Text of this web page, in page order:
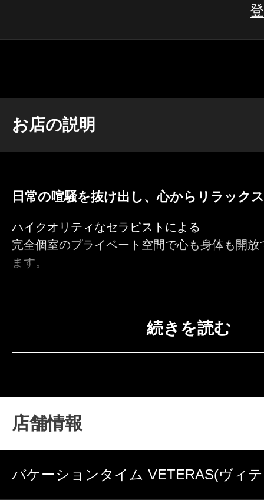
お店の説明
日常の喧騒を抜け出し、心からリラック
ハイクオリティなセラピストによる
完全個室のプライベート空間で心も身体も開
ます。
地下鉄東西線『菊水駅』近く
地下鉄東豊線『元町駅』近く
続きを読む
店舗情報
バケーションタイム VETERAS(ヴィ